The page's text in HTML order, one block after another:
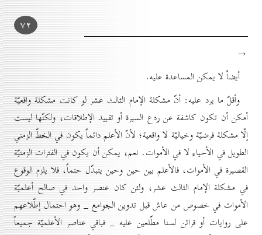
۷۲
→
أيضاً لا يمكن المساعدة عليه.
وأقلّ ما يرد عليه: أنّ مشكلة الإمام الثالث عشر لو كانت مشكلة واقعيّة
أمكن أن تكون كاشفة عن ردع السيرة أو تقييد الإطلاقات، ولكنّها ليست
إلّا مشكلة فرضيّة وخياليّة لا واقعية؛ لأنّ الأعلم دائماً يكون في الخطّ الزمني
الطويل في الأحياء لا في الأموات. نعم، يمكن أن يكون في الفترات الزمنيّة
القصيرة في الأموات، فالأعلم بين حين وحين يتبدّل حتماً، فلا يلزم الوقوع
في مشكلة الإمام الثالث عشر، ولئن كان عنصر واحد في صالح أعلميّة
الأموات في خصوص من عاش قبل تدوين الجوامع _ وهو احتمال إطّلاعهم
على روايات أو قرائن لسنا مطّلعين عليه _ فباقي عناصر الأعلميّة جميعاً